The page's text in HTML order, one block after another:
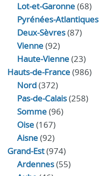
Lot-et-Garonne(68)
Pyrénées-Atlantiques
Deux-Sèvres(87)
Vienne(92)
Haute-Vienne(23)
Hauts-de-France(986)
Nord(372)
Pas-de-Calais(258)
Somme(96)
Oise(167)
Aisne(92)
Grand-Est(974)
Ardennes(55)